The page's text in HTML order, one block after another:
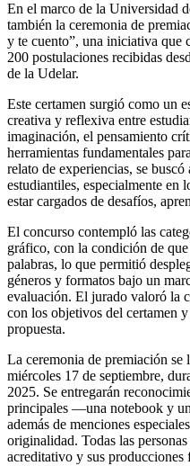
En el marco de la Universidad
también la ceremonia de
y te cuento”, una iniciativa que
200 postulaciones recibidas
de la Udelar.
Este certamen surgió como un
creativa y reflexiva entre
imaginación, el pensamiento
herramientas fundamentales
relato de experiencias, se
estudiantiles, especialmente en
estar cargados de desafíos,
El concurso contempló las
gráfico, con la condición de
palabras, lo que permitió
géneros y formatos bajo un
evaluación. El jurado valoró la
con los objetivos del certamen
propuesta.
La ceremonia de premiación se
miércoles 17 de septiembre,
2025. Se entregarán
principales —una notebook y
además de menciones
originalidad. Todas las
acreditativo y sus